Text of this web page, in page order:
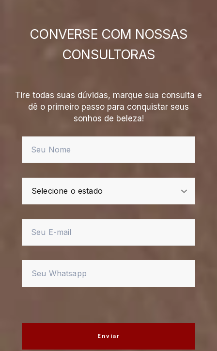
CONVERSE COM NOSSAS
CONSULTORAS
Tire todas suas dúvidas, marque sua consulta e
dê o primeiro passo para conquistar seus
sonhos de beleza!